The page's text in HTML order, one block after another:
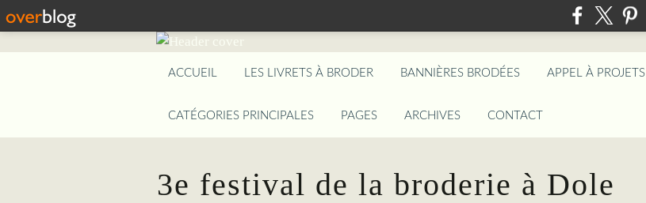
ACCUEIL LES LIVRETS À BRODER BANNIÈRES BRODÉES APPEL À PROJETS
CATÉGORIES PRINCIPALES PAGES ARCHIVES CONTACT
3e festival de la broderie à Dole